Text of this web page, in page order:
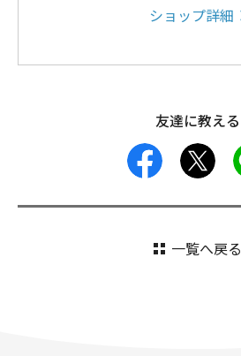
ショップ詳細
友達に教える
facebook
一覧へ戻る